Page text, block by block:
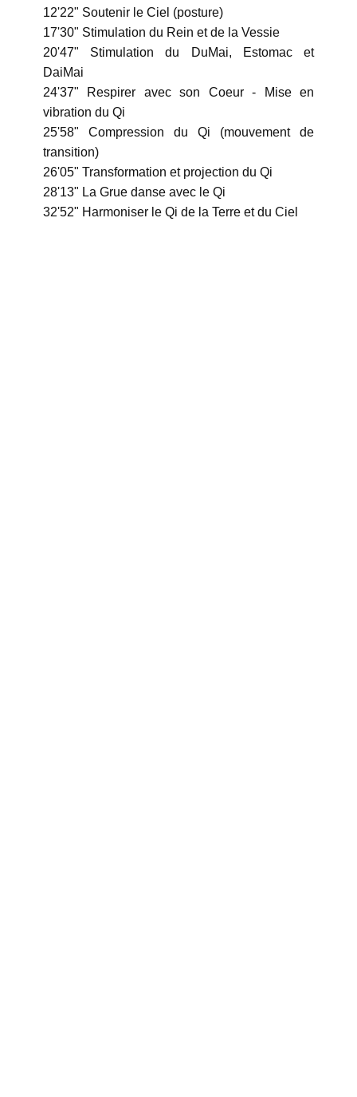
12'22" Soutenir le Ciel (posture)
17'30" Stimulation du Rein et de la Vessie
20'47" Stimulation du DuMai, Estomac et
DaiMai
24'37" Respirer avec son Coeur - Mise en
vibration du Qi
25'58" Compression du Qi (mouvement de
transition)
26'05" Transformation et projection du Qi
28'13" La Grue danse avec le Qi
32'52" Harmoniser le Qi de la Terre et du Ciel